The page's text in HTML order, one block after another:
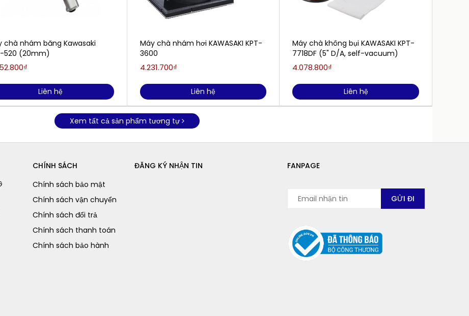
chà nhám băng Kawasaki
520 (20mm)
Liên hệ
Máy chà nhám hơi KAWASAKI KPT-
3600
4.231.700₫
Liên hệ
Máy chà không bụi KAWASAKI KPT-
7718DF (5" D/A, self-vacuum)
4.078.800₫
Liên hệ
Xem tất cả sản phẩm tương tự
CHÍNH SÁCH
Chính sách bảo mật
Chính sách vận chuyển
Chính sách đổi trả
Chính sách thanh toán
Chính sách bảo hành
ĐĂNG KÝ NHẬN TIN FANPAGE